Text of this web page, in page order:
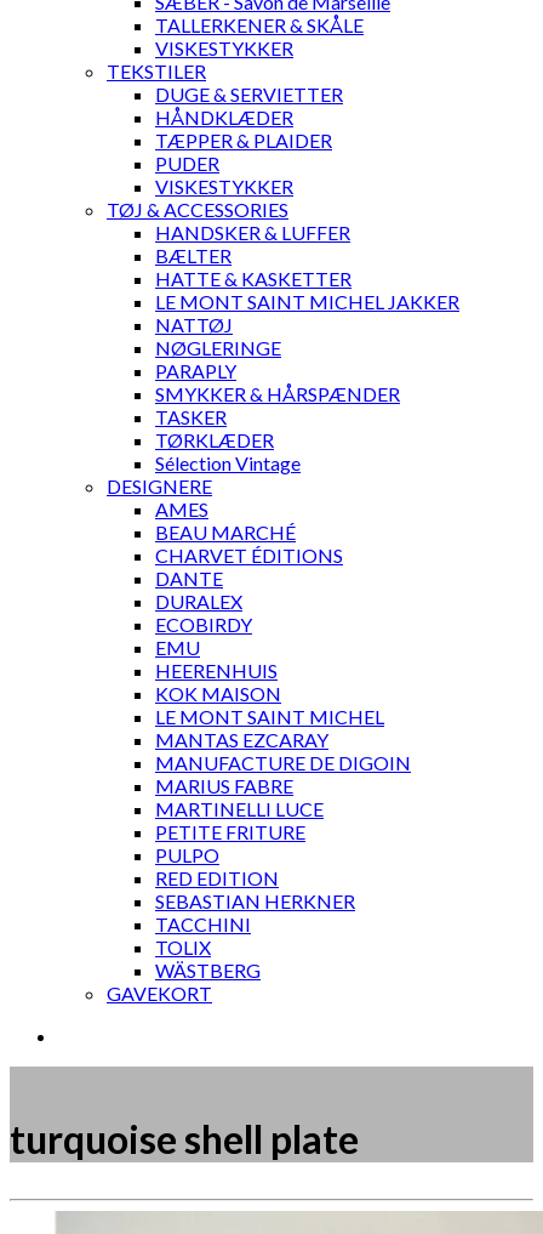
TALLERKENER & SKÅLE
VISKESTYKKER
TEKSTILER
DUGE & SERVIETTER
HÅNDKLÆDER
TÆPPER & PLAIDER
PUDER
VISKESTYKKER
TØJ & ACCESSORIES
HANDSKER & LUFFER
BÆLTER
HATTE & KASKETTER
LE MONT SAINT MICHEL JAKKER
NATTØJ
NØGLERINGE
PARAPLY
SMYKKER & HÅRSPÆNDER
TASKER
TØRKLÆDER
Sélection Vintage
DESIGNERE
AMES
BEAU MARCHÉ
CHARVET ÉDITIONS
DANTE
DURALEX
ECOBIRDY
EMU
HEERENHUIS
KOK MAISON
LE MONT SAINT MICHEL
MANTAS EZCARAY
MANUFACTURE DE DIGOIN
MARIUS FABRE
MARTINELLI LUCE
PETITE FRITURE
PULPO
RED EDITION
SEBASTIAN HERKNER
TACCHINI
TOLIX
WÄSTBERG
GAVEKORT
turquoise shell plate